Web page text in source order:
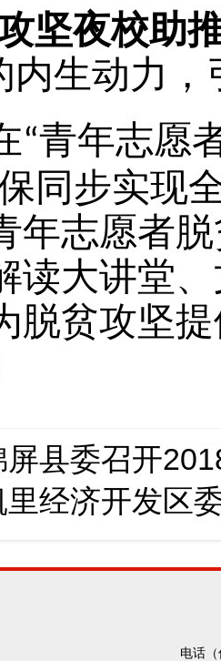
坚夜校助
内生动力，
“青年志愿
同步实现
年志愿者
读大讲堂
脱贫攻坚
屏县委召开
里经济开发区
电话